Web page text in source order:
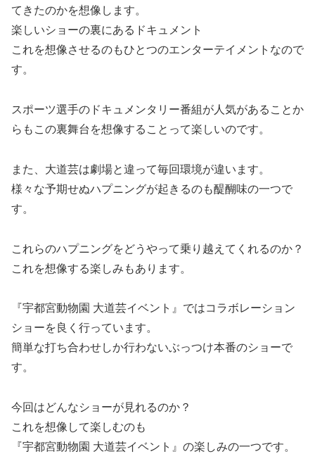
てきたのかを想像します。
楽しいショーの裏にあるドキュメント
これを想像させるのもひとつのエンターテイメントなので
す。
スポーツ選手のドキュメンタリー番組が人気があることか
らもこの裏舞台を想像することって楽しいのです。
また、大道芸は劇場と違って毎回環境が違います。
様々な予期せぬハプニングが起きるのも醍醐味の一つで
す。
これらのハプニングをどうやって乗り越えてくれるのか？
これを想像する楽しみもあります。
『宇都宮動物園 大道芸イベント』ではコラボレーション
ショーを良く行っています。
簡単な打ち合わせしか行わないぶっつけ本番のショーで
す。
今回はどんなショーが見れるのか？
これを想像して楽しむのも
『宇都宮動物園 大道芸イベント』の楽しみの一つです。